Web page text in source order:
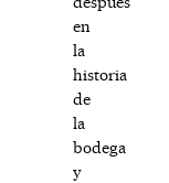
en
la
historia
de
la
bodega
y